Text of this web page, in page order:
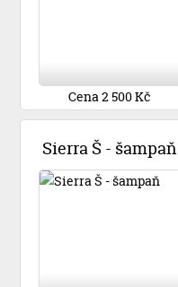
Cena 2 500 Kč
Sierra Š - šampaň